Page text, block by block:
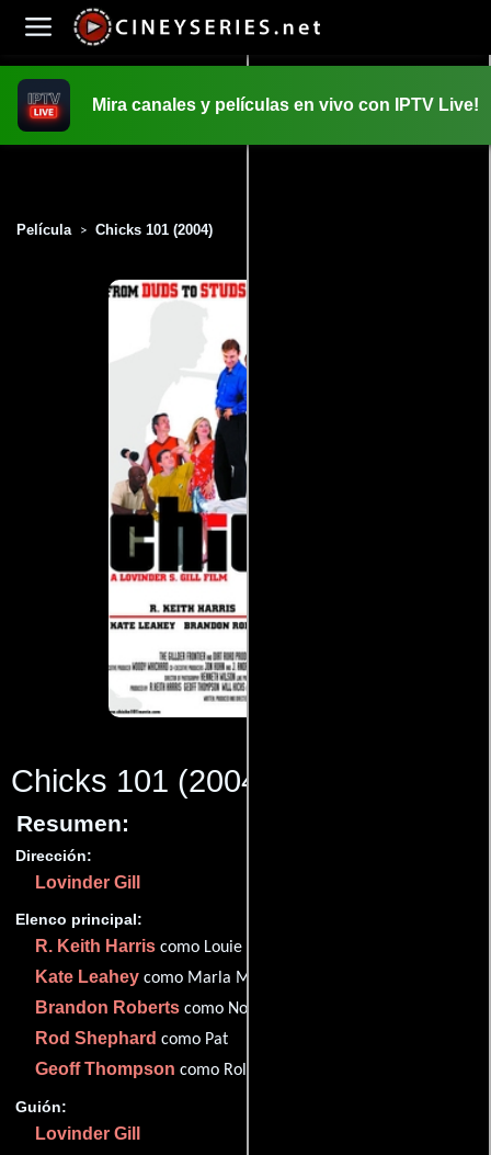
Mira canales y películas en vivo con IPTV Live!
Película > Chicks 101 (2004)
Chicks 101 (2004)
Resumen:
Dirección:
Lovinder Gill
Elenco principal:
R. Keith Harris como Louie King
Kate Leahey como Marla Mann
Brandon Roberts como Noel Love
Rod Shephard como Pat
Geoff Thompson como Roland
Guión:
Lovinder Gill